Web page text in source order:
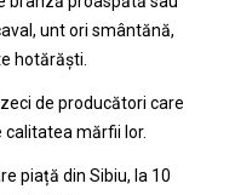
unt ori smântănă,
hotărăști.
de producători care
calitatea mărfii lor.
piață din Sibiu, la 10